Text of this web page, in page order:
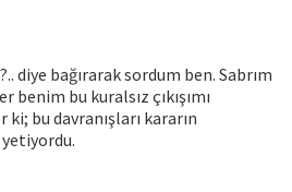
diye bağırarak sordum ben. Sabrım
benim bu kuralsız çıkışımı
bu davranışları kararın